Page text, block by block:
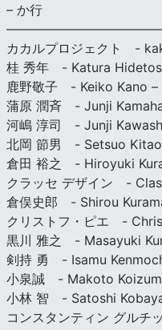
– か行
カカルプロジェクト -
桂 秀年 - Katura
鹿野敬子 - Keiko Kano –
蒲原 潤斉 - Junji
河嶋 淳司 - Junji
北岡 節男 - Setsuo
倉田 裕之 - Hiroyuki
クラッセ デザイン -
倉俣史郎 - Shirou
クリストフ・ピエ -
黒川 雅之 - Masayuki
剣持 勇 - Isamu
小泉誠 - Makoto
小林 智 - Satoshi
コンスタンティン グル